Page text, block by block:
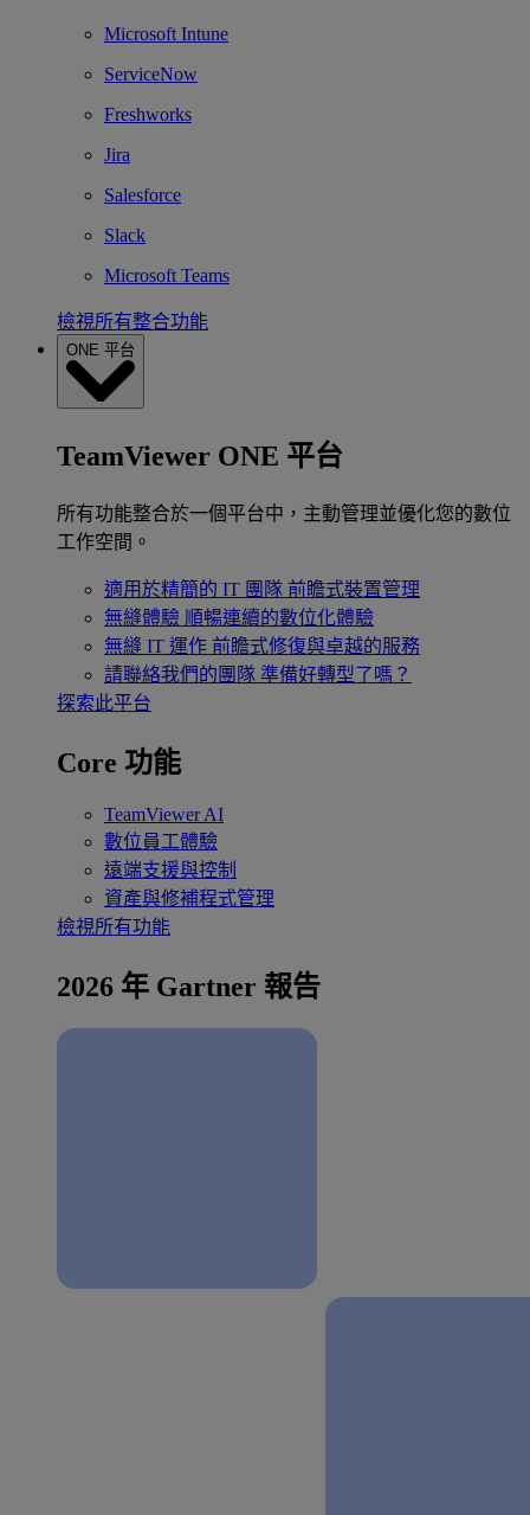
Microsoft Intune
ServiceNow
Freshworks
Jira
Salesforce
Slack
Microsoft Teams
檢視所有整合功能
ONE 平台
TeamViewer ONE 平台
所有功能整合於一個平台中，主動管理並優化您的數位
工作空間。
適用於精簡的 IT 團隊 前瞻式裝置管理
無縫體驗 順暢連續的數位化體驗
無縫 IT 運作 前瞻式修復與卓越的服務
請聯絡我們的團隊 準備好轉型了嗎？
探索此平台
Core 功能
TeamViewer AI
數位員工體驗
遠端支援與控制
資產與修補程式管理
檢視所有功能
2026 年 Gartner 報告